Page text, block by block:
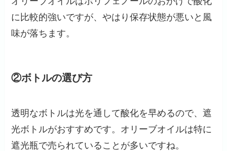
に比較的強いですが、やはり保存状態が悪いと風
味が落ちます。
②ボトルの選び方
透明なボトルは光を通して酸化を早めるので、遮
光ボトルがおすすめです。オリーブオイルは特に
遮光瓶で売られていることが多いですね。